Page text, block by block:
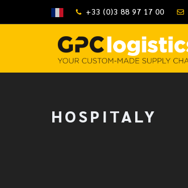
+33 (0)3 88 97 17 00
HOSPITALY